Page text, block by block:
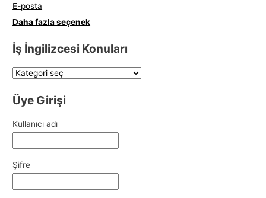
E-posta
Daha fazla seçenek
İş İngilizcesi Konuları
Üye Girişi
Kullanıcı adı
Şifre